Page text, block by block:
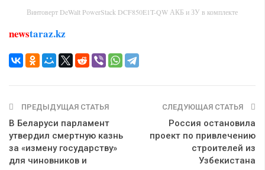
Винтоверт DeWalt PowerStack DCF850E1T-QW АКБ и ЗУ в комплекте
newstaraz.kz
ПРЕДЫДУЩАЯ СТАТЬЯ
В Беларуси парламент
утвердил смертную казнь
за «измену государству»
для чиновников и
СЛЕДУЮЩАЯ СТАТЬЯ
Россия остановила
проект по привлечению
строителей из
Узбекистана